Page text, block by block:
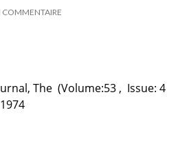
COMMENTAIRE
The (Volume:53 , Issue: 4